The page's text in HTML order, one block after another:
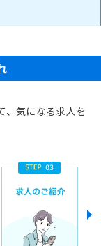
、気になる求人を